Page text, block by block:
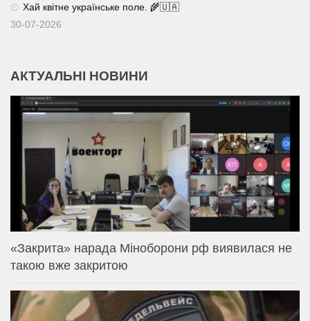
Хай квітне українське поле. 🌾🇺🇦
30-07-2026
АКТУАЛЬНІ НОВИНИ
«Закрита» нарада Міноборони рф виявилася не
такою вже закритою